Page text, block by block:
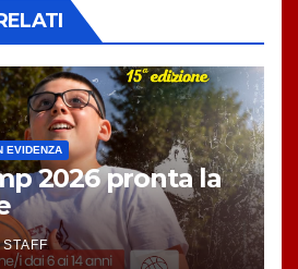
EVIDENZA
2026 pronta la
STAFF